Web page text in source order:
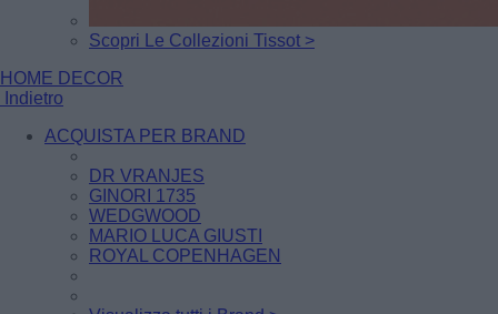
Scopri Le Collezioni Tissot >
HOME DECOR
Indietro
ACQUISTA PER BRAND
DR VRANJES
GINORI 1735
WEDGWOOD
MARIO LUCA GIUSTI
ROYAL COPENHAGEN